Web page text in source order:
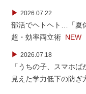
▶ 2026.07.22
部活でヘトヘト…「夏
超・効率両立術 NEW
▶ 2026.07.18
「うちの子、スマホ
見えた学力低下の防ぎ